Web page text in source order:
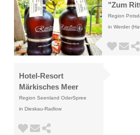
"Zum
Region
in Werder
Hotel-Resort
Märkisches Meer
Region Seenland OderSpree
in Dieskau-Radlow